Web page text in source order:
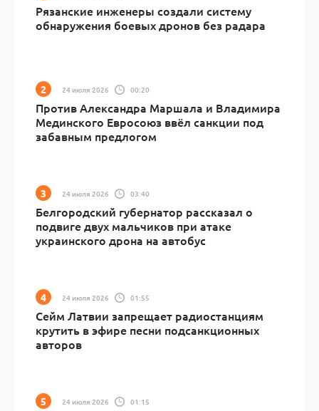
Рязанские инженеры создали систему
обнаружения боевых дронов без радара
24 июля 2026 00:20
Против Александра Маршала и Владимира
Мединского Евросоюз ввёл санкции под
забавным предлогом
24 июля 2026 03:40
Белгородский губернатор рассказал о
подвиге двух мальчиков при атаке
украинского дрона на автобус
24 июля 2026 01:55
Сейм Латвии запрещает радиостанциям
крутить в эфире песни подсанкционных
авторов
24 июля 2026 01:15